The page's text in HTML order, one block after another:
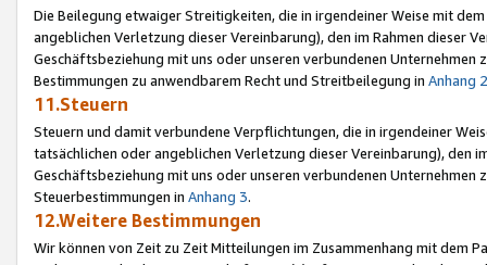
Die Beilegung etwaiger Streitigkeiten, die in irgendeiner Weise mit
angeblichen Verletzung dieser Vereinbarung), den im Rahmen dieser
Geschäftsbeziehung mit uns oder unseren verbundenen
Bestimmungen zu anwendbarem Recht und Streitbeilegung in Anhang 2
11.Steuern
Steuern und damit verbundene Verpflichtungen, die in irgendeiner
tatsächlichen oder angeblichen Verletzung dieser Vereinbarung), den
Geschäftsbeziehung mit uns oder unseren verbundenen
Steuerbestimmungen in Anhang 3.
12.Weitere Bestimmungen
Wir können von Zeit zu Zeit Mitteilungen im Zusammenhang mit dem